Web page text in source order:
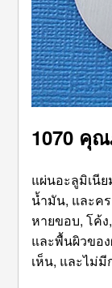
1070 คุณ
แผ่นอะลูมิเนี
น้ำมัน, และค
หายขอบ, โค้
และพื้นผิวขอ
เห็น, และไม่